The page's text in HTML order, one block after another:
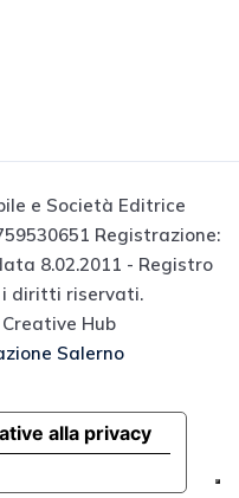
e Società Editrice
Registrazione:
8.02.2011 - Registro
i diritti riservati.
Hub
Salerno
alla privacy